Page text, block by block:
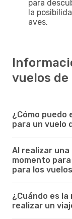
para
la
aves.
vuelos de
¿Cómo puedo
para un vuelo
Al realizar una
momento
para los
¿Cuándo es
realizar un